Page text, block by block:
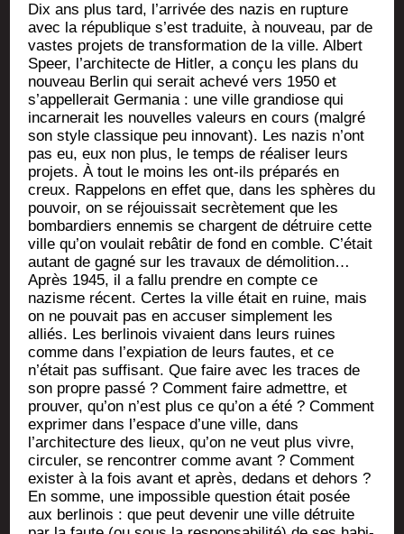
Dix ans plus tard, l’arrivée des nazis en rup­ture
avec la répu­blique s’est tra­duite, à nou­veau, par de
vastes pro­jets de trans­for­ma­tion de la ville. Albert
Speer, l’architecte de Hit­ler, a conçu les plans du
nou­veau Ber­lin qui serait ache­vé vers 1950 et
s’appellerait Ger­ma­nia : une ville gran­diose qui
incar­ne­rait les nou­velles valeurs en cours (mal­gré
son style clas­sique peu inno­vant). Les nazis n’ont
pas eu, eux non plus, le temps de réa­li­ser leurs
pro­jets. À tout le moins les ont-ils pré­pa­rés en
creux. Rap­pe­lons en effet que, dans les sphères du
pou­voir, on se réjouis­sait secrè­te­ment que les
bom­bar­diers enne­mis se chargent de détruire cette
ville qu’on vou­lait rebâ­tir de fond en comble. C’était
autant de gagné sur les tra­vaux de démo­li­tion…
Après 1945, il a fal­lu prendre en compte ce
nazisme récent. Certes la ville était en ruine, mais
on ne pou­vait pas en accu­ser sim­ple­ment les
alliés. Les ber­li­nois vivaient dans leurs ruines
comme dans l’expiation de leurs fautes, et ce
n’était pas suf­fi­sant. Que faire avec les traces de
son propre pas­sé ? Com­ment faire admettre, et
prou­ver, qu’on n’est plus ce qu’on a été ? Com­ment
expri­mer dans l’espace d’une ville, dans
l’architecture des lieux, qu’on ne veut plus vivre,
cir­cu­ler, se ren­con­trer comme avant ? Com­ment
exis­ter à la fois avant et après, dedans et dehors ?
En somme, une impos­sible ques­tion était posée
aux ber­li­nois : que peut deve­nir une ville détruite